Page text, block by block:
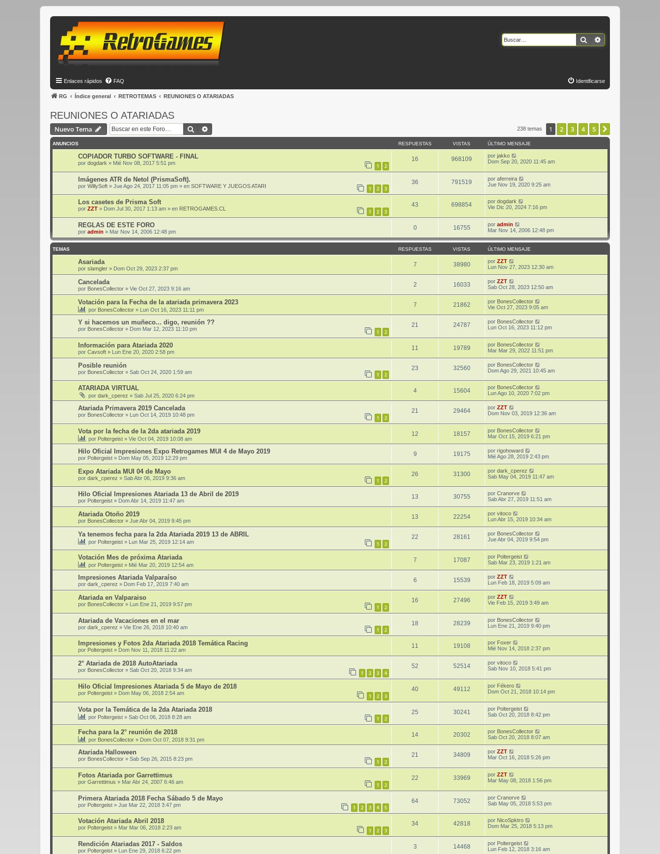
Buscar
Enlaces rápidos FAQ Identificarse
RG Índice general RETROTEMAS REUNIONES O ATARIADAS
REUNIONES O ATARIADAS
Nuevo Tema Buscar 238 temas 1 2 3 4 5
ANUNCIOS RESPUESTAS VISTAS ÚLTIMO MENSAJE
COPIADOR TURBO SOFTWARE - FINAL
por dogdark » Mié Nov 08, 2017 5:51 pm 1 2
16 968109 por jakko
Dom Sep 20, 2020 11:45 am
Imágenes ATR de Netol (PrismaSoft).
por WillySoft » Jue Ago 24, 2017 11:05 pm » en SOFTWARE Y JUEGOS ATARI 1 2 3
36 791519 por aferreira
Jue Nov 19, 2020 9:25 am
Los casetes de Prisma Soft
por ZZT » Dom Jul 30, 2017 1:13 am » en RETROGAMES.CL 1 2 3
43 698854 por dogdark
Vie Dic 20, 2024 7:16 pm
REGLAS DE ESTE FORO
por admin » Mar Nov 14, 2006 12:48 pm
0 16755 por admin
Mar Nov 14, 2006 12:48 pm
TEMAS RESPUESTAS VISTAS ÚLTIMO MENSAJE
Asariada
por slamgler » Dom Oct 29, 2023 2:37 pm
7 38980 por ZZT
Lun Nov 27, 2023 12:30 am
Cancelada
por BonesCollector » Vie Oct 27, 2023 9:16 am
2 16033 por ZZT
Sab Oct 28, 2023 12:50 am
Votación para la Fecha de la atariada primavera 2023
por BonesCollector » Lun Oct 16, 2023 11:11 pm
7 21862 por BonesCollector
Vie Oct 27, 2023 9:05 am
Y si hacemos un muñeco... digo, reunión ??
por BonesCollector » Dom Mar 12, 2023 11:10 pm 1 2
21 24787 por BonesCollector
Lun Oct 16, 2023 11:12 pm
Información para Atariada 2020
por Cavsoft » Lun Ene 20, 2020 2:58 pm
11 19789 por BonesCollector
Mar Mar 29, 2022 11:51 pm
Posible reunión
por BonesCollector » Sab Oct 24, 2020 1:59 am 1 2
23 32560 por BonesCollector
Dom Ago 29, 2021 10:45 am
ATARIADA VIRTUAL
por dark_cperez » Sab Jul 25, 2020 6:24 pm
4 15604 por BonesCollector
Lun Ago 10, 2020 7:02 pm
Atariada Primavera 2019 Cancelada
por BonesCollector » Lun Oct 14, 2019 10:48 pm 1 2
21 29464 por ZZT
Dom Nov 03, 2019 12:36 am
Vota por la fecha de la 2da atariada 2019
por Poltergeist » Vie Oct 04, 2019 10:08 am
12 18157 por BonesCollector
Mar Oct 15, 2019 6:21 pm
Hilo Oficial Impresiones Expo Retrogames MUI 4 de Mayo 2019
por Poltergeist » Dom May 05, 2019 12:29 pm
9 19175 por rigohoward
Mié Ago 28, 2019 2:43 pm
Expo Atariada MUI 04 de Mayo
por dark_cperez » Sab Abr 06, 2019 9:36 am 1 2
26 31300 por dark_cperez
Sab May 04, 2019 11:47 am
Hilo Oficial Impresiones Atariada 13 de Abril de 2019
por Poltergeist » Dom Abr 14, 2019 11:47 am
13 30755 por Cranorve
Sab Abr 27, 2019 11:51 am
Atariada Otoño 2019
por BonesCollector » Jue Abr 04, 2019 9:45 pm
13 22254 por vitoco
Lun Abr 15, 2019 10:34 am
Ya tenemos fecha para la 2da Atariada 2019 13 de ABRIL
por Poltergeist » Lun Mar 25, 2019 12:14 am 1 2
22 28161 por BonesCollector
Jue Abr 04, 2019 9:54 pm
Votación Mes de próxima Atariada
por Poltergeist » Mié Mar 20, 2019 12:54 am
7 17087 por Poltergeist
Sab Mar 23, 2019 1:21 am
Impresiones Atariada Valparaíso
por dark_cperez » Dom Feb 17, 2019 7:40 am
6 15539 por ZZT
Lun Feb 18, 2019 5:09 am
Atariada en Valparaiso
por BonesCollector » Lun Ene 21, 2019 9:57 pm 1 2
16 27496 por ZZT
Vie Feb 15, 2019 3:49 am
Atariada de Vacaciones en el mar
por dark_cperez » Vie Ene 26, 2018 10:40 am 1 2
18 28239 por BonesCollector
Lun Ene 21, 2019 9:40 pm
Impresiones y Fotos 2da Atariada 2018 Temática Racing
por Poltergeist » Dom Nov 11, 2018 11:22 am
11 19108 por Foxer
Mié Nov 14, 2018 2:37 pm
2° Atariada de 2018 AutoAtariada
por BonesCollector » Sab Oct 20, 2018 9:34 am 1 2 3 4
52 52514 por vitoco
Sab Nov 10, 2018 5:41 pm
Hilo Oficial Impresiones Atariada 5 de Mayo de 2018
por Poltergeist » Dom May 06, 2018 2:54 am 1 2 3
40 49112 por Fékero
Dom Oct 21, 2018 10:14 pm
Vota por la Temática de la 2da Atariada 2018
por Poltergeist » Sab Oct 06, 2018 8:28 am 1 2
25 30241 por Poltergeist
Sab Oct 20, 2018 8:42 pm
Fecha para la 2° reunión de 2018
por BonesCollector » Dom Oct 07, 2018 9:31 pm
14 20302 por BonesCollector
Sab Oct 20, 2018 8:07 am
Atariada Halloween
por BonesCollector » Sab Sep 26, 2015 8:23 pm 1 2
21 34809 por ZZT
Mar Oct 16, 2018 5:26 pm
Fotos Atariada por Garrettimus
por Garrettimus » Mar Abr 24, 2007 6:46 am 1 2
22 33969 por ZZT
Mar May 08, 2018 1:56 pm
Primera Atariada 2018 Fecha Sábado 5 de Mayo
por Poltergeist » Jue Mar 22, 2018 3:47 pm 1 2 3 4 5
64 73052 por Cranorve
Sab May 05, 2018 5:53 pm
Votación Atariada Abril 2018
por Poltergeist » Mar Mar 06, 2018 2:23 am 1 2 3
34 42818 por NicoSpktro
Dom Mar 25, 2018 5:13 pm
Rendición Atariadas 2017 - Saldos
por Poltergeist » Lun Ene 29, 2018 6:22 pm
3 14468 por Poltergeist
Lun Feb 12, 2018 3:16 am